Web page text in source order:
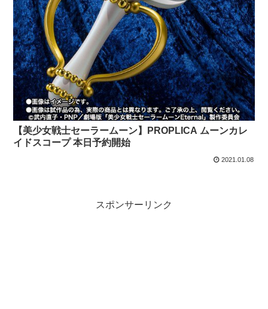
【美少女戦士セーラームーン】PROPLICA ムーンカレ
イドスコープ 本日予約開始
2021.01.08
スポンサーリンク